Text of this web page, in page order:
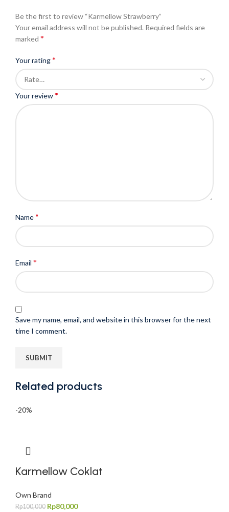
Be the first to review “Karmellow Strawberry”
Your email address will not be published. Required fields are
marked *
Your rating*
Your review*
Name*
Email *
Save my name, email, and website in this browser for the next
time I comment.
Related products
-20%
Karmellow Coklat
Own Brand
Rp100,000 Rp80,000